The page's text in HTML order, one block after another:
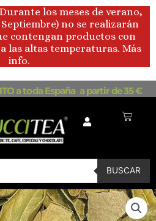
los meses de verano,
no se realizarán
contengan productos con
las altas temperaturas. Más
info.
a toda España a partir de 35 €
Carrito
BUSCAR